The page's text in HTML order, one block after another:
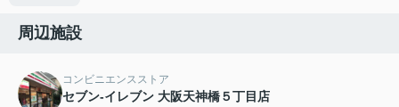
周辺施設
コンビニエンスストア
セブン-イレブン 大阪天神橋５丁目店